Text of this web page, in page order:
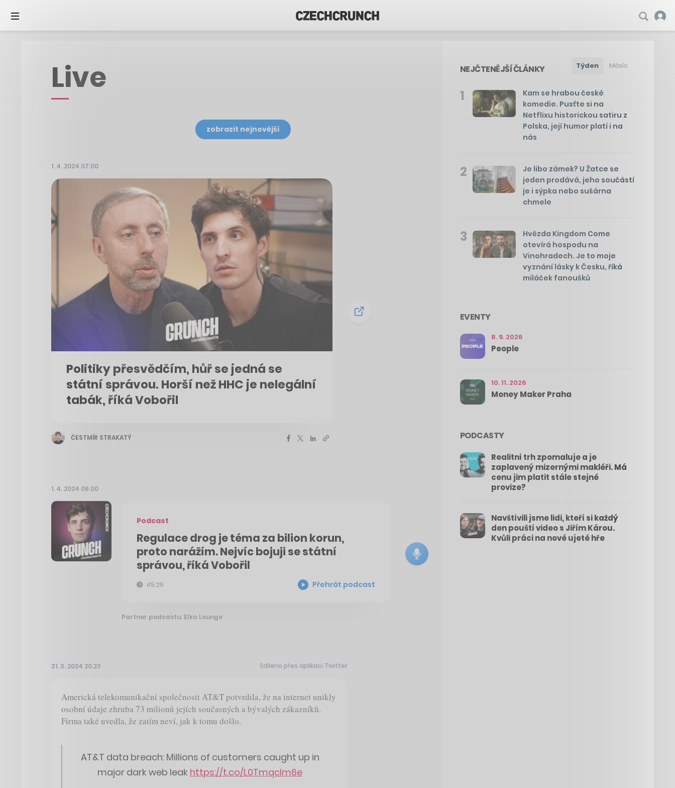
Live
zobrazit nejnovější
1. 4. 2024 07:00
Politiky přesvědčím, hůř se jedná se
státní správou. Horší než HHC je nelegální
tabák, říká Vobořil
ČESTMÍR STRAKATÝ
1. 4. 2024 06:00
Podcast
Regulace drog je téma za bilion korun,
proto narážím. Nejvíc bojuji se státní
správou, říká Vobořil
45:25 Přehrát podcast
Partner podcastu: Elka Lounge
31. 3. 2024 20:23 Sdíleno přes aplikaci Twitter
Americká telekomunikační společnosti AT&T potvrdila, že na internet unikly
osobní údaje zhruba 73 milionů jejích současných a bývalých zákazníků.
Firma také uvedla, že zatím neví, jak k tomu došlo.
AT&T data breach: Millions of customers caught up in
major dark web leak https://t.co/L0TmqcIm6e
NEJČTENĚJŠÍ ČLÁNKY Týden Měsíc
1
Kam se hrabou české
komedie. Pusťte si na
Netflixu historickou satiru z
Polska, její humor platí i na
nás
2
Je libo zámek? U Žatce se
jeden prodává, jeho součástí
je i sýpka nebo sušárna
chmele
3
Hvězda Kingdom Come
otevírá hospodu na
Vinohradech. Je to moje
vyznání lásky k Česku, říká
miláček fanoušků
EVENTY
8. 9. 2026
People
10. 11. 2026
Money Maker Praha
PODCASTY
Realitní trh zpomaluje a je
zaplavený mizernými makléři. Má
cenu jim platit stále stejné
provize?
Navštívili jsme lidi, kteří si každý
den pouští video s Jiřím Károu.
Kvůli práci na nové ujeté hře